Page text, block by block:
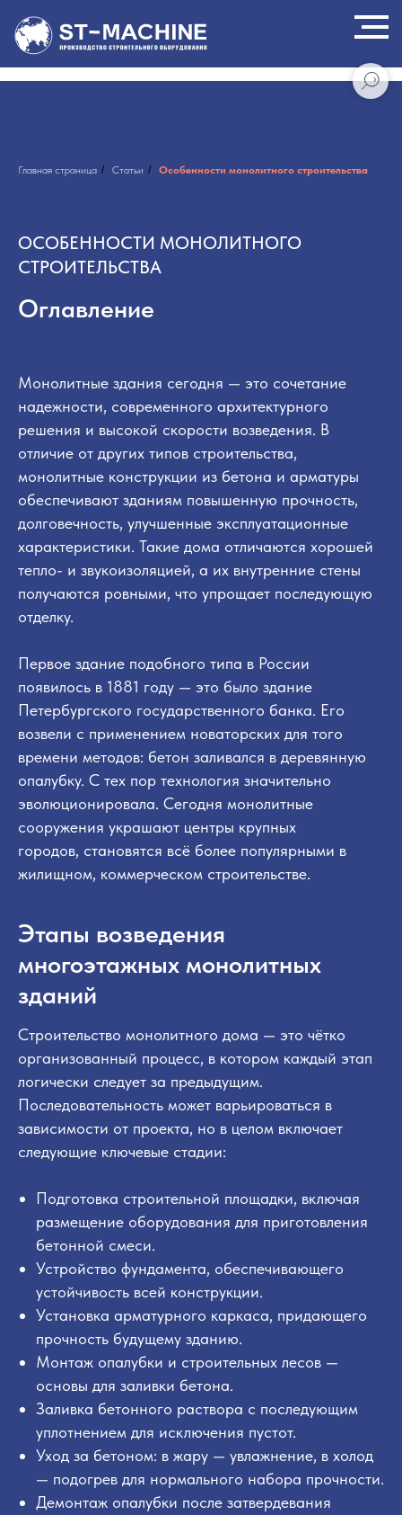
Главная страница / Статьи / Особенности монолитного строительства
ОСОБЕННОСТИ МОНОЛИТНОГО
СТРОИТЕЛЬСТВА
Оглавление
Монолитные здания сегодня — это сочетание
надежности, современного архитектурного
решения и высокой скорости возведения. В
отличие от других типов строительства,
монолитные конструкции из бетона и арматуры
обеспечивают зданиям повышенную прочность,
долговечность, улучшенные эксплуатационные
характеристики. Такие дома отличаются хорошей
тепло- и звукоизоляцией, а их внутренние стены
получаются ровными, что упрощает последующую
отделку.
Первое здание подобного типа в России
появилось в 1881 году — это было здание
Петербургского государственного банка. Его
возвели с применением новаторских для того
времени методов: бетон заливался в деревянную
опалубку. С тех пор технология значительно
эволюционировала. Сегодня монолитные
сооружения украшают центры крупных
городов, становятся всё более популярными в
жилищном, коммерческом строительстве.
Этапы возведения
многоэтажных монолитных
зданий
Строительство монолитного дома — это чётко
организованный процесс, в котором каждый этап
логически следует за предыдущим.
Последовательность может варьироваться в
зависимости от проекта, но в целом включает
следующие ключевые стадии:
Подготовка строительной площадки, включая
размещение оборудования для приготовления
бетонной смеси.
Устройство фундамента, обеспечивающего
устойчивость всей конструкции.
Установка арматурного каркаса, придающего
прочность будущему зданию.
Монтаж опалубки и строительных лесов —
основы для заливки бетона.
Заливка бетонного раствора с последующим
уплотнением для исключения пустот.
Уход за бетоном: в жару — увлажнение, в холод
— подогрев для нормального набора прочности.
Демонтаж опалубки после затвердевания